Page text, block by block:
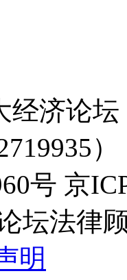
经济论
）
号 京
坛法律
明